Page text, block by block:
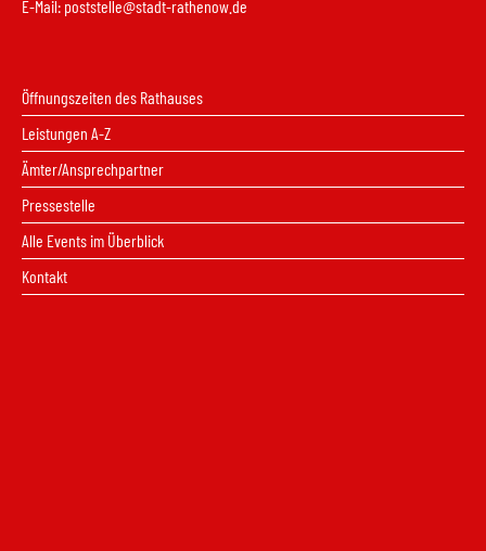
E-Mail: poststelle@stadt-rathenow.de
Öffnungszeiten des Rathauses
Leistungen A-Z
Ämter/Ansprechpartner
Pressestelle
Alle Events im Überblick
Kontakt